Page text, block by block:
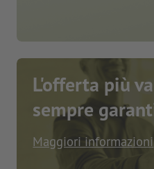
L'offerta più
sempre
Maggiori informazioni